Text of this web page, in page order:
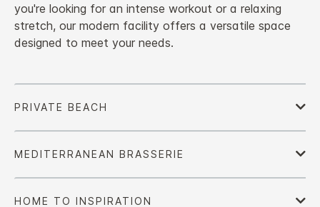
you're looking for an intense workout or a relaxing
stretch, our modern facility offers a versatile space
designed to meet your needs.